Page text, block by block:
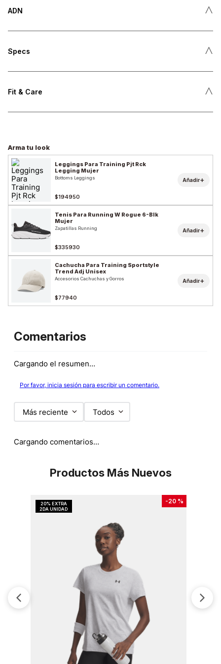
ADN ˄
Specs ˄
Fit & Care ˄
Arma tu look
Leggings Para Training Pjt Rck
Legging Mujer
Bottoms Leggings
$194950
Añadir+
Tenis Para Running W Rogue 6-Blk
Mujer
Zapatillas Running
$335930
Añadir+
Cachucha Para Training Sportstyle
Trend Adj Unisex
Accesorios Cachuchas y Gorros
$77940
Añadir+
Comentarios
Cargando el resumen…
Por favor, inicia sesión para escribir un comentario.
Más reciente Todos
Cargando comentarios…
Productos Más Nuevos
-20 %